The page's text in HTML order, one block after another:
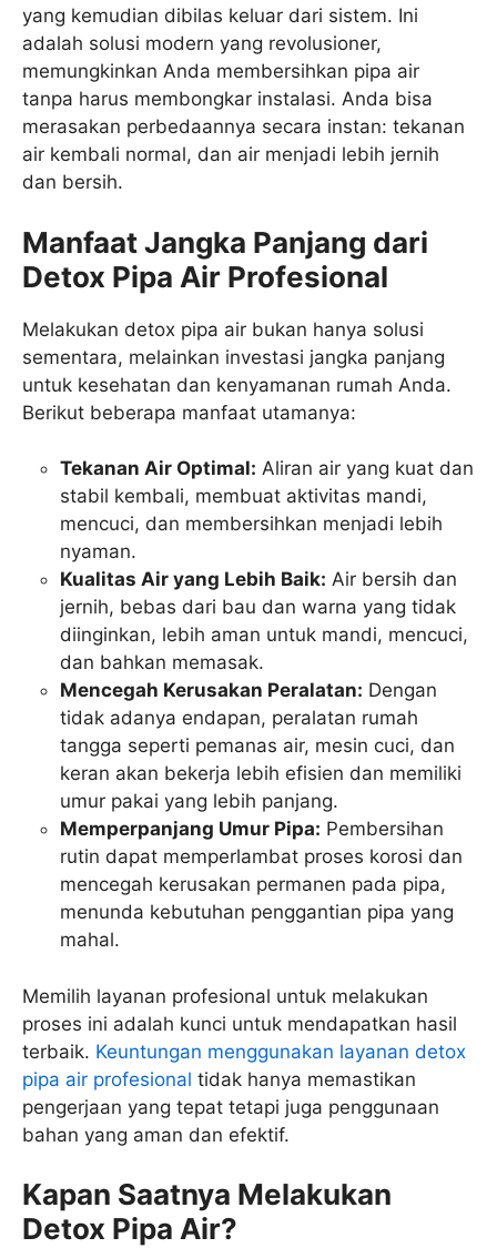
yang kemudian dibilas keluar dari sistem. Ini
adalah solusi modern yang revolusioner,
memungkinkan Anda membersihkan pipa air
tanpa harus membongkar instalasi. Anda bisa
merasakan perbedaannya secara instan: tekanan
air kembali normal, dan air menjadi lebih jernih
dan bersih.
Manfaat Jangka Panjang dari
Detox Pipa Air Profesional
Melakukan detox pipa air bukan hanya solusi
sementara, melainkan investasi jangka panjang
untuk kesehatan dan kenyamanan rumah Anda.
Berikut beberapa manfaat utamanya:
Tekanan Air Optimal: Aliran air yang kuat dan
stabil kembali, membuat aktivitas mandi,
mencuci, dan membersihkan menjadi lebih
nyaman.
Kualitas Air yang Lebih Baik: Air bersih dan
jernih, bebas dari bau dan warna yang tidak
diinginkan, lebih aman untuk mandi, mencuci,
dan bahkan memasak.
Mencegah Kerusakan Peralatan: Dengan
tidak adanya endapan, peralatan rumah
tangga seperti pemanas air, mesin cuci, dan
keran akan bekerja lebih efisien dan memiliki
umur pakai yang lebih panjang.
Memperpanjang Umur Pipa: Pembersihan
rutin dapat memperlambat proses korosi dan
mencegah kerusakan permanen pada pipa,
menunda kebutuhan penggantian pipa yang
mahal.
Memilih layanan profesional untuk melakukan
proses ini adalah kunci untuk mendapatkan hasil
terbaik. Keuntungan menggunakan layanan detox
pipa air profesional tidak hanya memastikan
pengerjaan yang tepat tetapi juga penggunaan
bahan yang aman dan efektif.
Kapan Saatnya Melakukan
Detox Pipa Air?